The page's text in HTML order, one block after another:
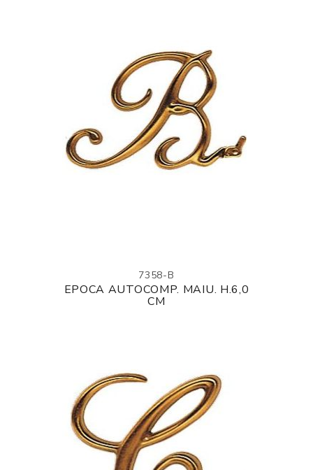
7358-B
EPOCA AUTOCOMP. MAIU. H.6,0
CM